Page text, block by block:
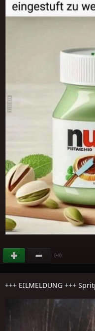
(+9)
+++ EILMELDUNG +++